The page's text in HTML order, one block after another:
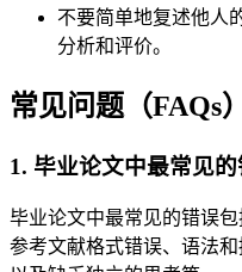
不要简单地复述他人
分析和评价。
常见问题（FAQs）
1. 毕业论文中最常见的
毕业论文中最常见的错误
参考文献格式错误、语法